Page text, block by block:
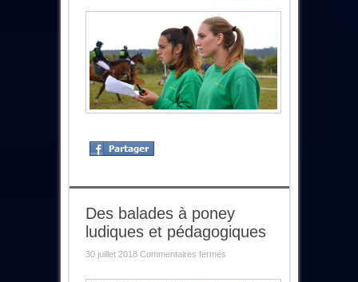
Des balades à poney
ludiques et pédagogiques
30 juillet 2018 Commentaires ferméssur